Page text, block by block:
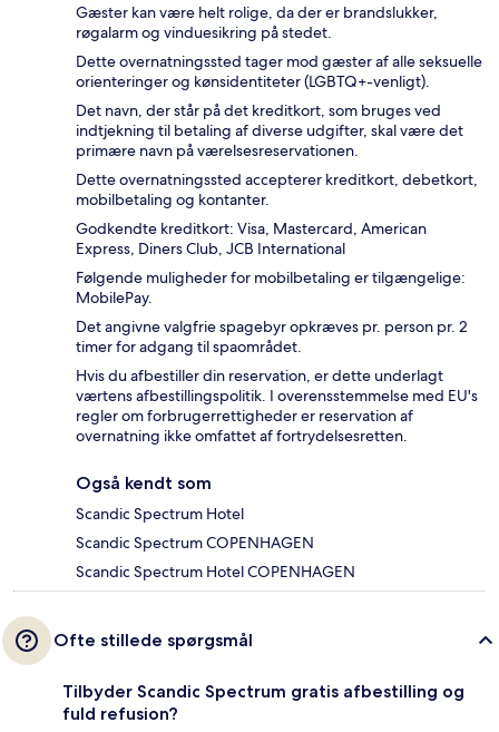
Gæster kan være helt rolige, da der er brandslukker,
røgalarm og vinduesikring på stedet.
Dette overnatningssted tager mod gæster af alle seksuelle
orienteringer og kønsidentiteter (LGBTQ+-venligt).
Det navn, der står på det kreditkort, som bruges ved
indtjekning til betaling af diverse udgifter, skal være det
primære navn på værelsesreservationen.
Dette overnatningssted accepterer kreditkort, debetkort,
mobilbetaling og kontanter.
Godkendte kreditkort: Visa, Mastercard, American
Express, Diners Club, JCB International
Følgende muligheder for mobilbetaling er tilgængelige:
MobilePay.
Det angivne valgfrie spagebyr opkræves pr. person pr. 2
timer for adgang til spaområdet.
Hvis du afbestiller din reservation, er dette underlagt
værtens afbestillingspolitik. I overensstemmelse med EU's
regler om forbrugerrettigheder er reservation af
overnatning ikke omfattet af fortrydelsesretten.
Også kendt som
Scandic Spectrum Hotel
Scandic Spectrum COPENHAGEN
Scandic Spectrum Hotel COPENHAGEN
Ofte stillede spørgsmål
Tilbyder Scandic Spectrum gratis afbestilling og
fuld refusion?